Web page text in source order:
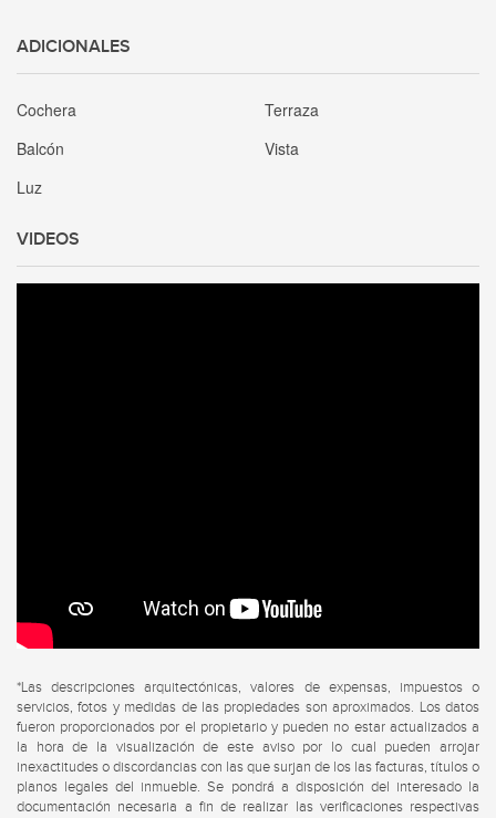
ADICIONALES
Cochera
Terraza
Balcón
Vista
Luz
VIDEOS
*Las descripciones arquitectónicas, valores de expensas, impuestos o
servicios, fotos y medidas de las propiedades son aproximados. Los datos
fueron proporcionados por el propietario y pueden no estar actualizados a
la hora de la visualización de este aviso por lo cual pueden arrojar
inexactitudes o discordancias con las que surjan de los las facturas, títulos o
planos legales del inmueble. Se pondrá a disposición del interesado la
documentación necesaria a fin de realizar las verificaciones respectivas